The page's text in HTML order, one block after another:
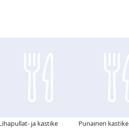
ja kastike Punainen kastike